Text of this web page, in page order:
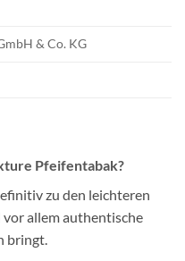
& Co. KG
Pfeifentabak?
zu den leichteren
vor allem authentische
bringt.